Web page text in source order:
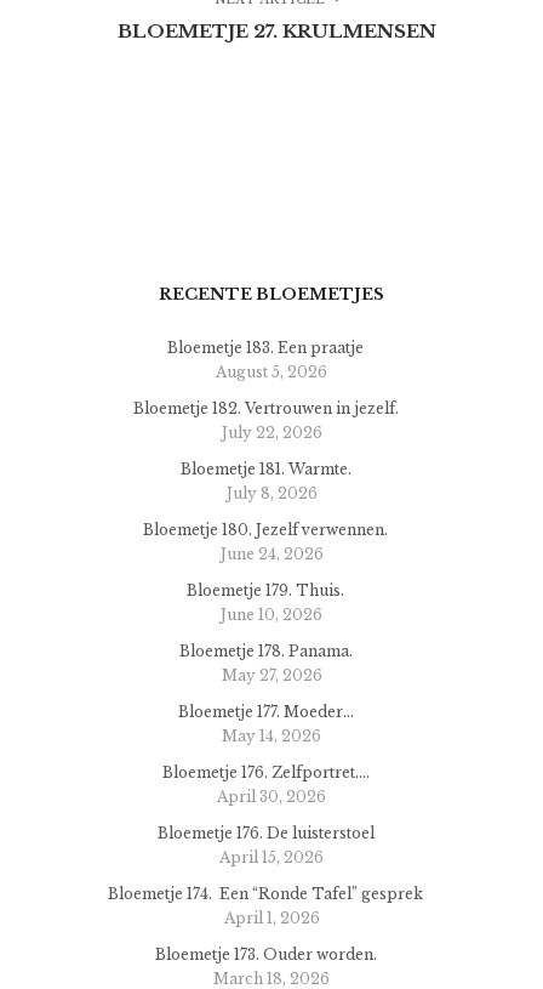
BLOEMETJE 27. KRULMENSEN
RECENTE BLOEMETJES
Bloemetje 183. Een praatje
August 5, 2026
Bloemetje 182. Vertrouwen in jezelf.
July 22, 2026
Bloemetje 181. Warmte.
July 8, 2026
Bloemetje 180. Jezelf verwennen.
June 24, 2026
Bloemetje 179. Thuis.
June 10, 2026
Bloemetje 178. Panama.
May 27, 2026
Bloemetje 177. Moeder…
May 14, 2026
Bloemetje 176. Zelfportret….
April 30, 2026
Bloemetje 176. De luisterstoel
April 15, 2026
Bloemetje 174. Een “Ronde Tafel” gesprek
April 1, 2026
Bloemetje 173. Ouder worden.
March 18, 2026